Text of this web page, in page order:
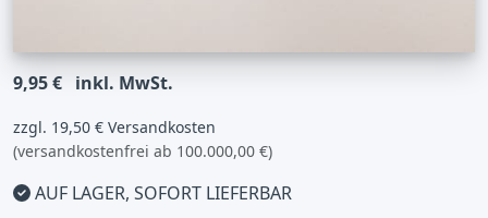
9,95 € inkl. MwSt.
zzgl. 19,50 € Versandkosten
(versandkostenfrei ab 100.000,00 €)
AUF LAGER, SOFORT LIEFERBAR